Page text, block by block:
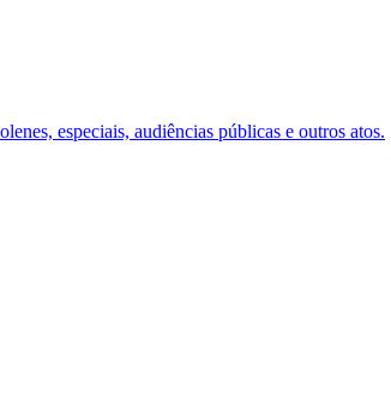
especiais, audiências públicas e outros atos.